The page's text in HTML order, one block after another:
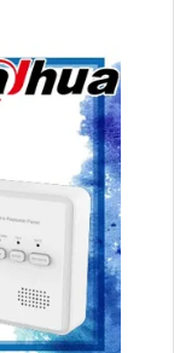
mọi điều